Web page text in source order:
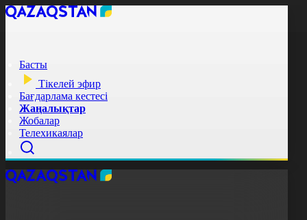
Басты
Тікелей эфир
Бағдарлама кестесі
Жаңалықтар
Жобалар
Телехикаялар